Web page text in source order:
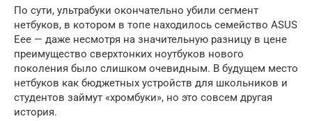
По сути, ультрабуки окончательно убили сегмент
нетбуков, в котором в топе находилось семейство ASUS
Eee — даже несмотря на значительную разницу в цене
преимущество сверхтонких ноутбуков нового
поколения было слишком очевидным. В будущем место
нетбуков как бюджетных устройств для школьников и
студентов займут «хромбуки», но это совсем другая
история.